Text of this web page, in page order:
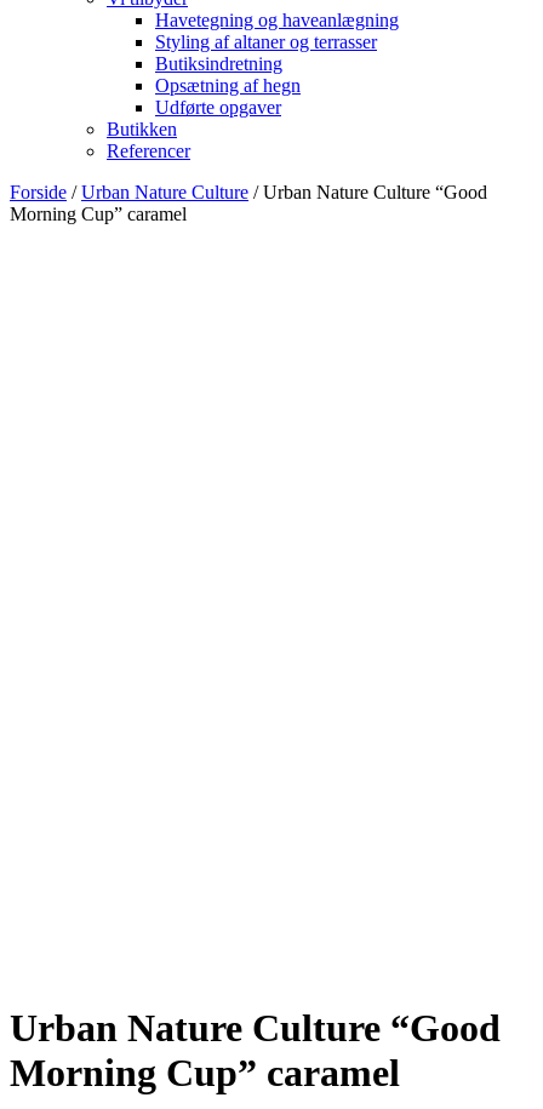
Havetegning og haveanlægning
Styling af altaner og terrasser
Butiksindretning
Opsætning af hegn
Udførte opgaver
Butikken
Referencer
Forside /Urban Nature Culture / Urban Nature Culture “Good
Morning Cup” caramel
Urban Nature Culture “Good
Morning Cup” caramel